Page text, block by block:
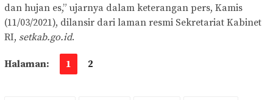
dan hujan es,” ujarnya dalam keterangan pers, Kamis
(11/03/2021), dilansir dari laman resmi Sekretariat Kabinet
RI, setkab.go.id.
Halaman: 1 2